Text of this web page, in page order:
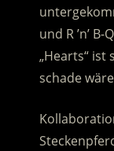
und R ’n’
„Hearts“ ist
schade